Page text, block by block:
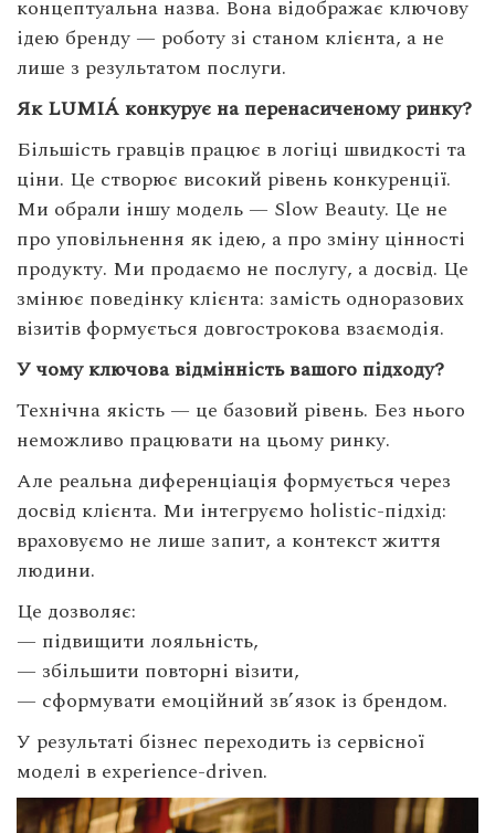
концептуальна назва. Вона відображає ключову
ідею бренду — роботу зі станом клієнта, а не
лише з результатом послуги.
Як LUMIÁ конкурує на перенасиченому ринку?
Більшість гравців працює в логіці швидкості та
ціни. Це створює високий рівень конкуренції.
Ми обрали іншу модель — Slow Beauty. Це не
про уповільнення як ідею, а про зміну цінності
продукту. Ми продаємо не послугу, а досвід. Це
змінює поведінку клієнта: замість одноразових
візитів формується довгострокова взаємодія.
У чому ключова відмінність вашого підходу?
Технічна якість — це базовий рівень. Без нього
неможливо працювати на цьому ринку.
Але реальна диференціація формується через
досвід клієнта. Ми інтегруємо holistic-підхід:
враховуємо не лише запит, а контекст життя
людини.
Це дозволяє:
— підвищити лояльність,
— збільшити повторні візити,
— сформувати емоційний зв’язок із брендом.
У результаті бізнес переходить із сервісної
моделі в experience-driven.